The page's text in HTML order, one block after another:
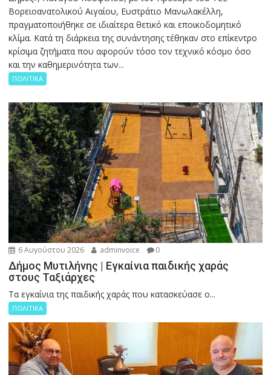
Βορειοανατολικού Αιγαίου, Ευστράτιο Μανωλακέλλη,
πραγματοποιήθηκε σε ιδιαίτερα θετικό και εποικοδομητικό
κλίμα. Κατά τη διάρκεια της συνάντησης τέθηκαν στο επίκεντρο
κρίσιμα ζητήματα που αφορούν τόσο τον τεχνικό κόσμο όσο
και την καθημερινότητα των...
ΠΟΛΙΤΙΚΑ
6 Αυγούστου 2026 adminvoice 0
Δήμος Μυτιλήνης | Εγκαίνια παιδικής χαράς
στους Ταξιάρχες
Tα εγκαίνια της παιδικής χαράς που κατασκεύασε ο...
ΠΟΛΙΤΙΚΑ